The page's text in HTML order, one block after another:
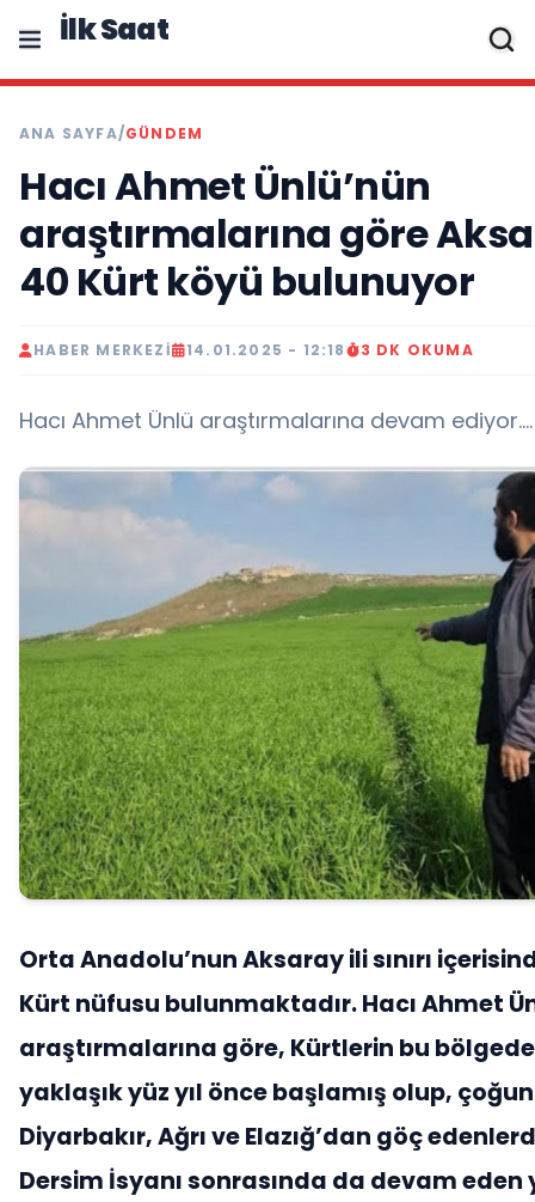
İlk Saat
ANA SAYFA/GÜNDEM
Hacı Ahmet Ünlü’nün
araştırmalarına göre
40 Kürt köyü bulunuyor
HABER MERKEZI 14.01.2025 - 12:18 3 DK OKUMA
Hacı Ahmet Ünlü araştırmalarına devam ediyor....
Orta Anadolu’nun Aksaray ili sınırı
Kürt nüfusu bulunmaktadır. Hacı Ahmet
araştırmalarına göre, Kürtlerin bu
yaklaşık yüz yıl önce başlamış olup,
Diyarbakır, Ağrı ve Elazığ’dan göç
Dersim İsyanı sonrasında da devam eden